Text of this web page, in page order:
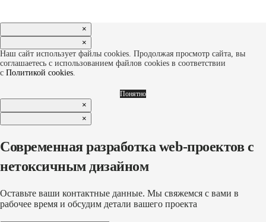
×
×
Наш сайт использует файлы cookies. Продолжая просмотр сайта, вы
соглашаетесь с использованием файлов cookies в соответствии
с Политикой cookies.
Понятно
×
×
Современная разработка web-проектов с
нетоксичным дизайном
Оставьте ваши контактные данные. Мы свяжемся с вами в
рабочее время и обсудим детали вашего проекта